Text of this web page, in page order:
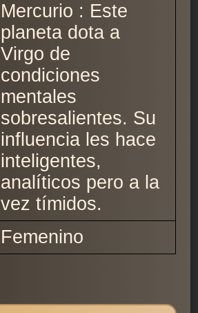
Mercurio : Este
planeta dota a
Virgo de
condiciones
mentales
sobresalientes. Su
influencia les hace
inteligentes,
analíticos pero a la
vez tímidos.
Femenino